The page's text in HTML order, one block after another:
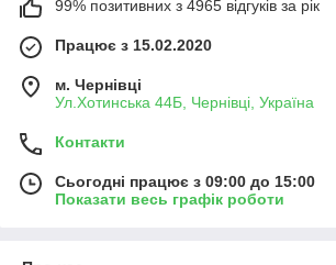
99% позитивних з 4965 відгуків за рік
Працює з 15.02.2020
м. Чернівці
Ул.Хотинська 44Б, Чернівці, Україна
Контакти
Сьогодні працює з 09:00 до 15:00
Показати весь графік роботи